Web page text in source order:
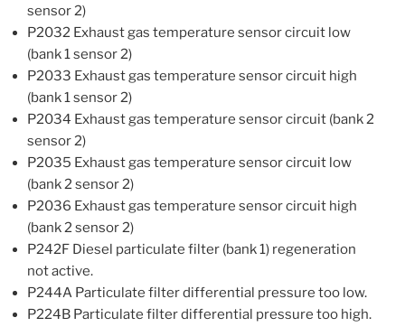
sensor 2)
P2032 Exhaust gas temperature sensor circuit low
(bank 1 sensor 2)
P2033 Exhaust gas temperature sensor circuit high
(bank 1 sensor 2)
P2034 Exhaust gas temperature sensor circuit (bank 2
sensor 2)
P2035 Exhaust gas temperature sensor circuit low
(bank 2 sensor 2)
P2036 Exhaust gas temperature sensor circuit high
(bank 2 sensor 2)
P242F Diesel particulate filter (bank 1) regeneration
not active.
P244A Particulate filter differential pressure too low.
P224B Particulate filter differential pressure too high.